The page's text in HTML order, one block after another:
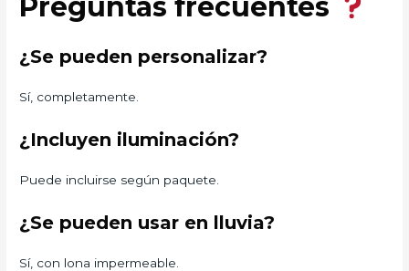
¿Se pueden personalizar?
Sí, completamente.
¿Incluyen iluminación?
Puede incluirse según paquete.
¿Se pueden usar en lluvia?
Sí, con lona impermeable.